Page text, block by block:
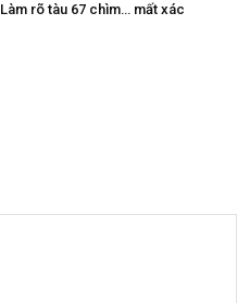
Làm rõ tàu 67 chìm… mất xác